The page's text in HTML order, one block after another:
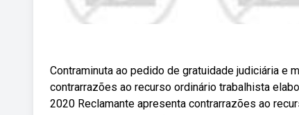
Contraminuta ao pedido de gratuidade judiciária e
contrarrazões ao recurso ordinário trabalhista
2020 Reclamante apresenta contrarrazões ao